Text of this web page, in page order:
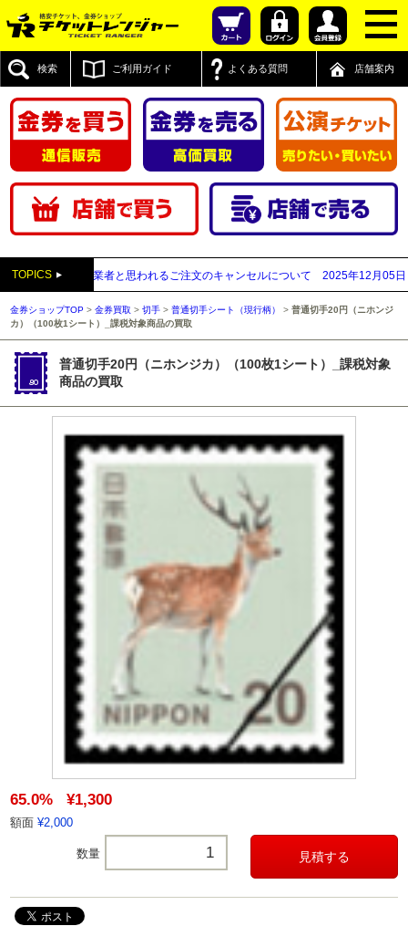
検索 ご利用ガイド よくある質問 店舗案内
TOPICS
払い買取業者と思われるご注文のキャンセルについて 2025年12月05日 【
金券ショップTOP >金券買取 >切手 >普通切手シート（現行柄） >普通切手20円（ニホンジ
カ）（100枚1シート）_課税対象商品の買取
普通切手20円（ニホンジカ）（100枚1シート）_課税対象
商品の買取
65.0% ¥1,300
額面 ¥2,000
数量